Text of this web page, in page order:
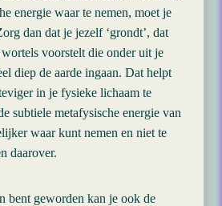
energie waar te nemen, moet je
dan dat je jezelf ‘grondt’, dat
voorstelt die onder uit je
diep de aarde ingaan. Dat helpt
in je fysieke lichaam te
subtiele metafysische energie van
waar kunt nemen en niet te
daarover.
bent geworden kan je ook de